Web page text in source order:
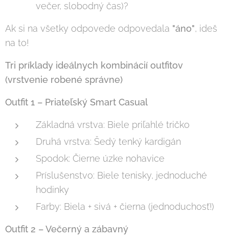
večer, slobodný čas)?
Ak si na všetky odpovede odpovedala "áno", ideš
na to!
Tri príklady ideálnych kombinácií outfitov
(vrstvenie robené správne)
Outfit 1 – Priateľský Smart Casual
Základná vrstva: Biele priľahlé tričko
Druhá vrstva: Šedý tenký kardigán
Spodok: Čierne úzke nohavice
Príslušenstvo: Biele tenisky, jednoduché
hodinky
Farby: Biela + sivá + čierna (jednoduchosť!)
Outfit 2 – Večerný a zábavný